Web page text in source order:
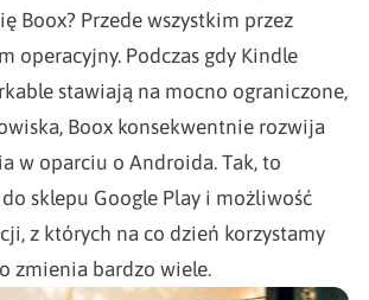
Boox? Przede wszystkim przez
operacyjny. Podczas gdy Kindle
stawiają na mocno ograniczone,
Boox konsekwentnie rozwija
w oparciu o Androida. Tak, to
sklepu Google Play i możliwość
z których na co dzień korzystamy
zmienia bardzo wiele.